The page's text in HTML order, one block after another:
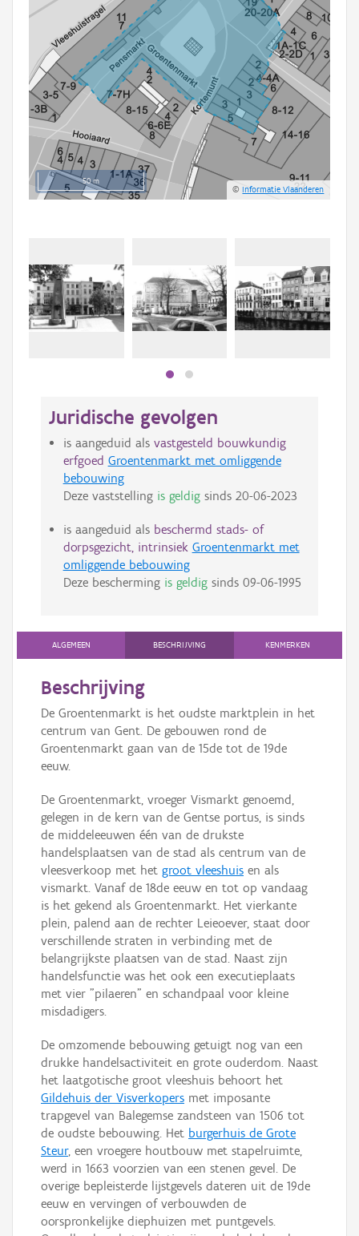
50 m
©Informatie Vlaanderen
Juridische gevolgen
is aangeduid als vastgesteld bouwkundig
erfgoed Groentenmarkt met omliggende
bebouwing
Deze vaststelling is geldigsinds 20-06-2023
is aangeduid als beschermd stads- of
dorpsgezicht, intrinsiek Groentenmarkt met
omliggende bebouwing
Deze bescherming is geldigsinds 09-06-1995
ALGEMEEN BESCHRIJVING KENMERKEN
Beschrijving
De Groentenmarkt is het oudste marktplein in het
centrum van Gent. De gebouwen rond de
Groentenmarkt gaan van de 15de tot de 19de
eeuw.
De Groentenmarkt, vroeger Vismarkt genoemd,
gelegen in de kern van de Gentse portus, is sinds
de middeleeuwen één van de drukste
handelsplaatsen van de stad als centrum van de
vleesverkoop met het groot vleeshuis en als
vismarkt. Vanaf de 18de eeuw en tot op vandaag
is het gekend als Groentenmarkt. Het vierkante
plein, palend aan de rechter Leieoever, staat door
verschillende straten in verbinding met de
belangrijkste plaatsen van de stad. Naast zijn
handelsfunctie was het ook een executieplaats
met vier "pilaeren" en schandpaal voor kleine
misdadigers.
De omzomende bebouwing getuigt nog van een
drukke handelsactiviteit en grote ouderdom. Naast
het laatgotische groot vleeshuis behoort het
Gildehuis der Visverkopers met imposante
trapgevel van Balegemse zandsteen van 1506 tot
de oudste bebouwing. Het burgerhuis de Grote
Steur, een vroegere houtbouw met stapelruimte,
werd in 1663 voorzien van een stenen gevel. De
overige bepleisterde lijstgevels dateren uit de 19de
eeuw en vervingen of verbouwden de
oorspronkelijke diephuizen met puntgevels.